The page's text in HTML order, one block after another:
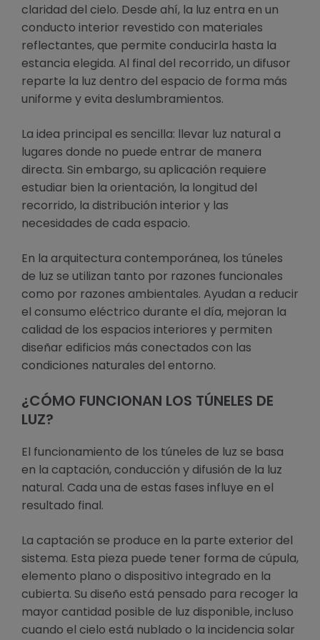
claridad del cielo. Desde ahí, la luz entra en un
conducto interior revestido con materiales
reflectantes, que permite conducirla hasta la
estancia elegida. Al final del recorrido, un difusor
reparte la luz dentro del espacio de forma más
uniforme y evita deslumbramientos.
La idea principal es sencilla: llevar luz natural a
lugares donde no puede entrar de manera
directa. Sin embargo, su aplicación requiere
estudiar bien la orientación, la longitud del
recorrido, la distribución interior y las
necesidades de cada espacio.
En la arquitectura contemporánea, los túneles
de luz se utilizan tanto por razones funcionales
como por razones ambientales. Ayudan a reducir
el consumo eléctrico durante el día, mejoran la
calidad de los espacios interiores y permiten
diseñar edificios más conectados con las
condiciones naturales del entorno.
¿CÓMO FUNCIONAN LOS TÚNELES DE
LUZ?
El funcionamiento de los túneles de luz se basa
en la captación, conducción y difusión de la luz
natural. Cada una de estas fases influye en el
resultado final.
La captación se produce en la parte exterior del
sistema. Esta pieza puede tener forma de cúpula,
elemento plano o dispositivo integrado en la
cubierta. Su diseño está pensado para recoger la
mayor cantidad posible de luz disponible, incluso
cuando el cielo está nublado o la incidencia solar